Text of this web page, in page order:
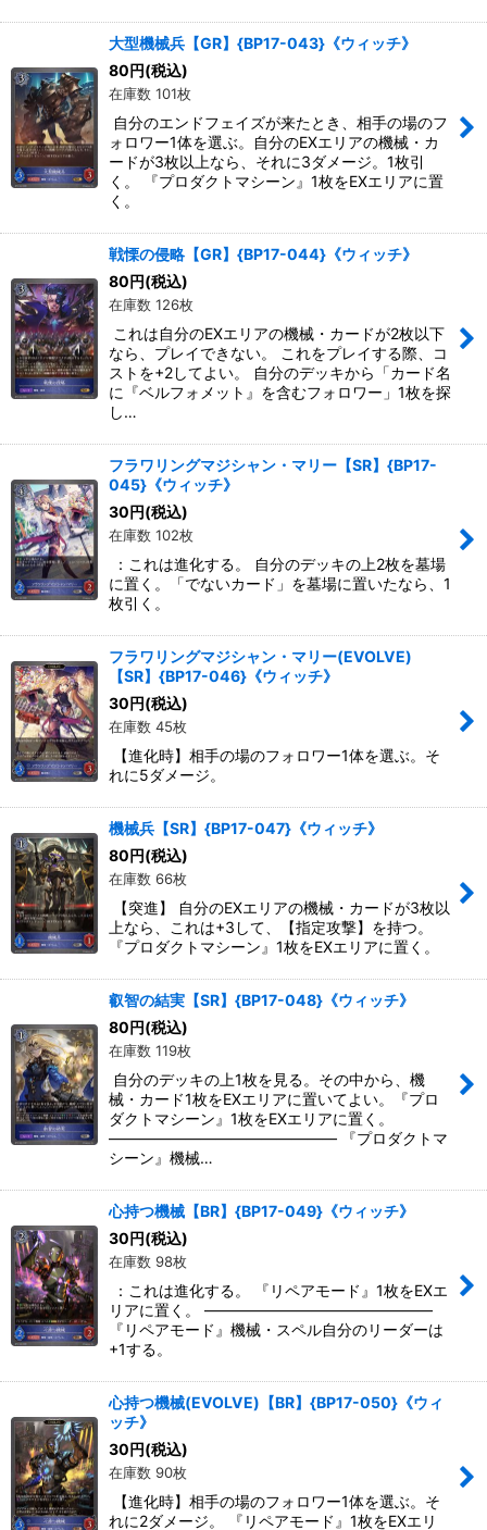
大型機械兵【GR】{BP17-043}《ウィッチ》
80円(税込)
在庫数 101枚
自分のエンドフェイズが来たとき、相手の場のフ
ォロワー1体を選ぶ。自分のEXエリアの機械・カ
ードが3枚以上なら、それに3ダメージ。1枚引
く。 『プロダクトマシーン』1枚をEXエリアに置
く。
戦慄の侵略【GR】{BP17-044}《ウィッチ》
80円(税込)
在庫数 126枚
これは自分のEXエリアの機械・カードが2枚以下
なら、プレイできない。 これをプレイする際、コ
ストを+2してよい。 自分のデッキから「カード名
に『ベルフォメット』を含むフォロワー」1枚を探
し…
フラワリングマジシャン・マリー【SR】{BP17-
045}《ウィッチ》
30円(税込)
在庫数 102枚
：これは進化する。 自分のデッキの上2枚を墓場
に置く。「でないカード」を墓場に置いたなら、1
枚引く。
フラワリングマジシャン・マリー(EVOLVE)
【SR】{BP17-046}《ウィッチ》
30円(税込)
在庫数 45枚
【進化時】相手の場のフォロワー1体を選ぶ。そ
れに5ダメージ。
機械兵【SR】{BP17-047}《ウィッチ》
80円(税込)
在庫数 66枚
【突進】 自分のEXエリアの機械・カードが3枚以
上なら、これは+3して、【指定攻撃】を持つ。
『プロダクトマシーン』1枚をEXエリアに置く。
叡智の結実【SR】{BP17-048}《ウィッチ》
80円(税込)
在庫数 119枚
自分のデッキの上1枚を見る。その中から、機
械・カード1枚をEXエリアに置いてよい。『プロ
ダクトマシーン』1枚をEXエリアに置く。
――――――――――――――― 『プロダクトマ
シーン』機械…
心持つ機械【BR】{BP17-049}《ウィッチ》
30円(税込)
在庫数 98枚
：これは進化する。 『リペアモード』1枚をEXエ
リアに置く。 ―――――――――――――――
『リペアモード』機械・スペル自分のリーダーは
+1する。
心持つ機械(EVOLVE)【BR】{BP17-050}《ウィ
ッチ》
30円(税込)
在庫数 90枚
【進化時】相手の場のフォロワー1体を選ぶ。そ
れに2ダメージ。 『リペアモード』1枚をEXエリ